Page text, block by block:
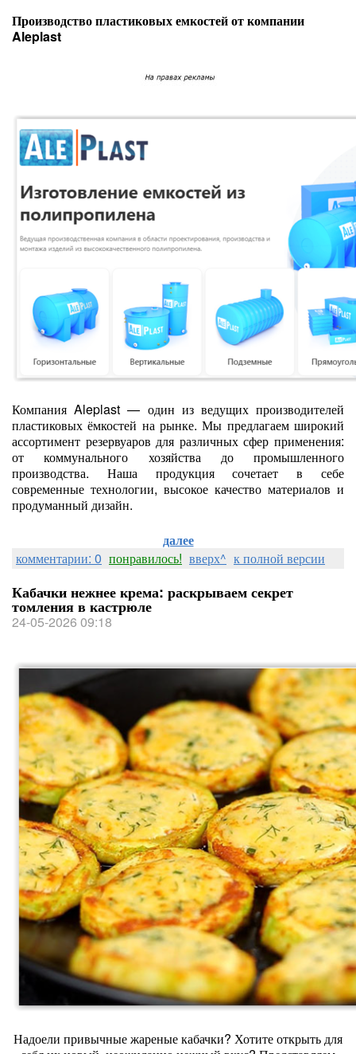
Производство пластиковых емкостей от компании
Aleplast
Компания Aleplast — один из ведущих производителей
пластиковых ёмкостей на рынке. Мы предлагаем широкий
ассортимент резервуаров для различных сфер применения:
от коммунального хозяйства до промышленного
производства. Наша продукция сочетает в себе
современные технологии, высокое качество материалов и
продуманный дизайн.
далее
комментарии: 0 понравилось! вверх^ к полной версии
Кабачки нежнее крема: раскрываем секрет
томления в кастрюле
24-05-2026 09:18
Надоели привычные жареные кабачки? Хотите открыть для